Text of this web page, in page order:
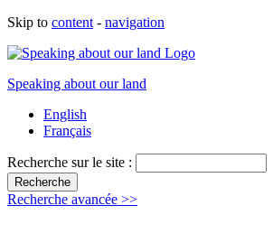
Skip to content - navigation
Speaking about our land
English
Français
Recherche sur le site :
Recherche avancée >>